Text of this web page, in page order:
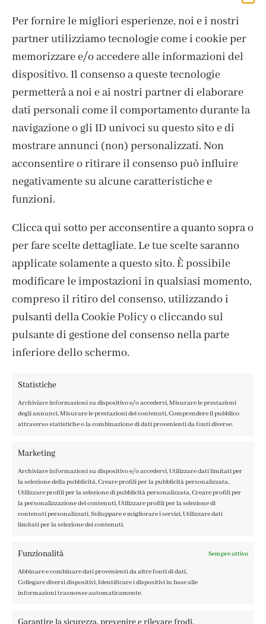
Per fornire le migliori esperienze, noi e i nostri
partner utilizziamo tecnologie come i cookie per
memorizzare e/o accedere alle informazioni del
dispositivo. Il consenso a queste tecnologie
permetterà a noi e ai nostri partner di elaborare
dati personali come il comportamento durante la
navigazione o gli ID univoci su questo sito e di
mostrare annunci (non) personalizzati. Non
acconsentire o ritirare il consenso può influire
negativamente su alcune caratteristiche e
funzioni.
Clicca qui sotto per acconsentire a quanto sopra o
per fare scelte dettagliate. Le tue scelte saranno
applicate solamente a questo sito. È possibile
modificare le impostazioni in qualsiasi momento,
compreso il ritiro del consenso, utilizzando i
pulsanti della Cookie Policy o cliccando sul
pulsante di gestione del consenso nella parte
inferiore dello schermo.
Statistiche
Archiviare informazioni su dispositivo e/o accedervi, Misurare le prestazioni
degli annunci, Misurare le prestazioni dei contenuti, Comprendere il pubblico
attraverso statistiche o la combinazione di dati provenienti da fonti diverse.
Marketing
Archiviare informazioni su dispositivo e/o accedervi, Utilizzare dati limitati per
la selezione della pubblicità, Creare profili per la pubblicità personalizzata,
Utilizzare profili per la selezione di pubblicità personalizzata, Creare profili per
la personalizzazione dei contenuti, Utilizzare profili per la selezione di
contenuti personalizzati, Sviluppare e migliorare i servizi, Utilizzare dati
limitati per la selezione dei contenuti.
Funzionalità Sempre attivo
Abbinare e combinare dati provenienti da altre fonti di dati,
Collegare diversi dispositivi, Identificare i dispositivi in base alle
informazioni trasmesse automaticamente.
4,95€
4,95€
ISCRIVITI ALLA NEWSLETTER
CONTATTI
COOKIE POLICY
PRIVACY POLICY
TERMINI E CONDIZIONI
FABBRICA DEL COLORE, VIA TAGLIAMENTO 13, 23900 LECCO
– ©ABRALUX SRL P.IVA 01504540137 | DESIGN BY